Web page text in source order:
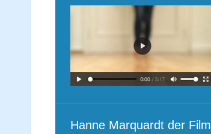
Hanne Marquardt der Film